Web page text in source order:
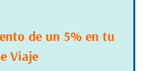
de un 5% en tu
Viaje